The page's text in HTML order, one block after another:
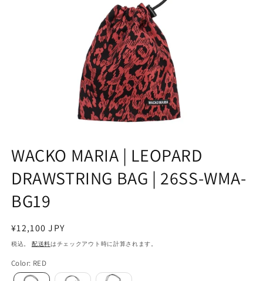
WACKO MARIA | LEOPARD
DRAWSTRING BAG | 26SS-WMA-
BG19
通
常
格
¥12,100 JPY
税込。 配送料はチェックアウト時に計算されます。
Color: RED